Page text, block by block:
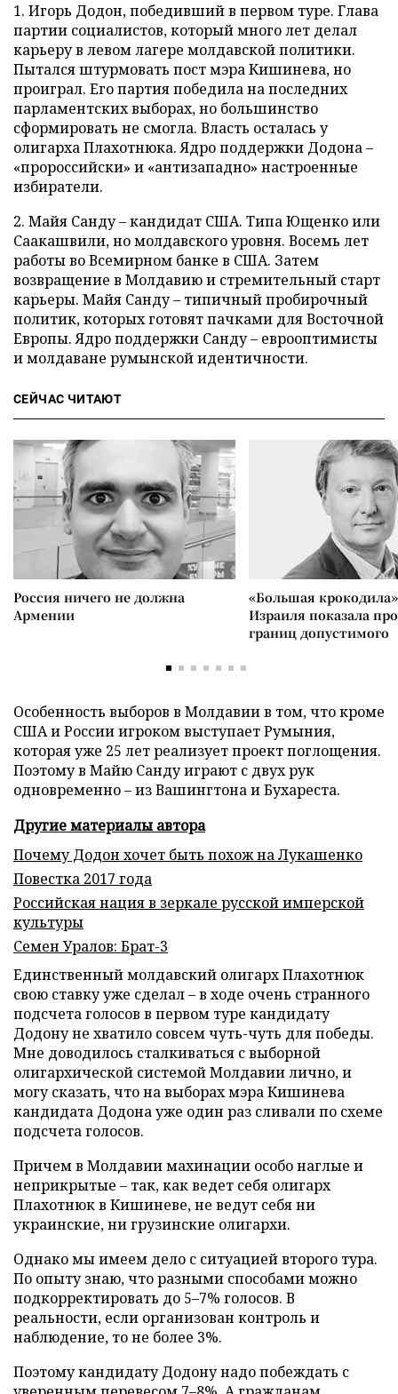
1. Игорь Додон, победивший в первом туре. Глава
партии социалистов, который много лет делал
карьеру в левом лагере молдавской политики.
Пытался штурмовать пост мэра Кишинева, но
проиграл. Его партия победила на последних
парламентских выборах, но большинство
сформировать не смогла. Власть осталась у
олигарха Плахотнюка. Ядро поддержки Додона –
«пророссийски» и «антизападно» настроенные
избиратели.
2. Майя Санду – кандидат США. Типа Ющенко или
Саакашвили, но молдавского уровня. Восемь лет
работы во Всемирном банке в США. Затем
возвращение в Молдавию и стремительный старт
карьеры. Майя Санду – типичный пробирочный
политик, которых готовят пачками для Восточной
Европы. Ядро поддержки Санду – еврооптимисты
и молдаване румынской идентичности.
СЕЙЧАС ЧИТАЮТ
Россия ничего не должна
Армении
«Большая
Израиля показала
границ допустимого
Особенность выборов в Молдавии в том, что кроме
США и России игроком выступает Румыния,
которая уже 25 лет реализует проект поглощения.
Поэтому в Майю Санду играют с двух рук
одновременно – из Вашингтона и Бухареста.
Другие материалы автора
Почему Додон хочет быть похож на Лукашенко
Повестка 2017 года
Российская нация в зеркале русской имперской
культуры
Семен Уралов: Брат-3
Единственный молдавский олигарх Плахотнюк
свою ставку уже сделал – в ходе очень странного
подсчета голосов в первом туре кандидату
Додону не хватило совсем чуть-чуть для победы.
Мне доводилось сталкиваться с выборной
олигархической системой Молдавии лично, и
могу сказать, что на выборах мэра Кишинева
кандидата Додона уже один раз сливали по схеме
подсчета голосов.
Причем в Молдавии махинации особо наглые и
неприкрытые – так, как ведет себя олигарх
Плахотнюк в Кишиневе, не ведут себя ни
украинские, ни грузинские олигархи.
Однако мы имеем дело с ситуацией второго тура.
По опыту знаю, что разными способами можно
подкорректировать до 5–7% голосов. В
реальности, если организован контроль и
наблюдение, то не более 3%.
Поэтому кандидату Додону надо побеждать с